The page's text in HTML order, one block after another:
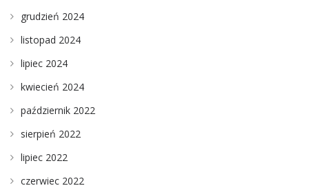
grudzień 2024
listopad 2024
lipiec 2024
kwiecień 2024
październik 2022
sierpień 2022
lipiec 2022
czerwiec 2022